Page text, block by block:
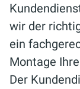
wir der
ein
Montage
Der